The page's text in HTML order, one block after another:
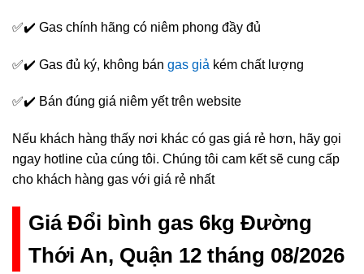
✅✔️ Gas chính hãng có niêm phong đầy đủ
✅✔️ Gas đủ ký, không bán gas giả kém chất lượng
✅✔️ Bán đúng giá niêm yết trên website
Nếu khách hàng thấy nơi khác có gas giá rẻ hơn, hãy gọi
ngay hotline của cúng tôi. Chúng tôi cam kết sẽ cung cấp
cho khách hàng gas với giá rẻ nhất
Giá Đổi bình gas 6kg Đường
Thới An, Quận 12 tháng 08/2026